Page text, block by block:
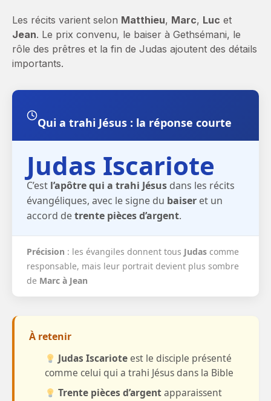
Les récits varient selon Matthieu, Marc, Luc et
Jean. Le prix convenu, le baiser à Gethsémani, le
rôle des prêtres et la fin de Judas ajoutent des détails
importants.
Qui a trahi Jésus : la réponse courte
Judas Iscariote
C’est l’apôtre qui a trahi Jésus dans les récits
évangéliques, avec le signe du baiser et un
accord detrente pièces d’argent.
Précision : les évangiles donnent tous Judas comme
responsable, mais leur portrait devient plus sombre
de Marc à Jean
À retenir
Judas Iscarioteest le disciple présenté
comme celui qui a trahi Jésus dans la Bible
Trente pièces d’argentapparaissent